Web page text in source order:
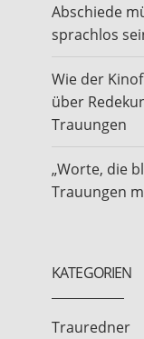
Abschiede
sprachlos
Wie der
über
Trauungen
„Worte, die
Trauungen
KATEGORIEN
Trauredner